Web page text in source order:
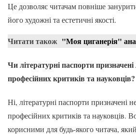
Це дозволяє читачам повніше
його художні та естетичні якості.
Читати також "Моя циганерія"
Чи літературні паспорти
професійних критиків та науковців?
Ні, літературні паспорти призначені
професійних критиків та науковців.
корисними для будь-якого читача,